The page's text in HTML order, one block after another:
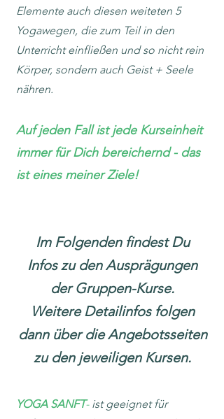
Elemente auch diesen weiteten 5
Yogawegen, die zum Teil in den
Unterricht einfließen und so nicht rein
Körper, sondern auch Geist + Seele
nähren.
Auf jeden Fall ist jede Kurseinheit
immer für Dich bereichernd - das
ist eines meiner Ziele!
Im Folgenden findest Du
Infoszu den Ausprägungen
der Gruppen-Kurse.
Weitere Detailinfos folgen
dann über die Angebotsseiten
zu den jeweiligen Kursen.
YOGA SANFT-ist geeignet für